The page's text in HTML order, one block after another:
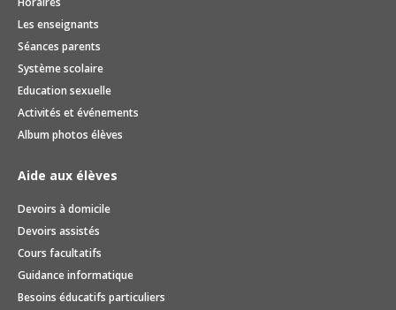
Les enseignants
Séances parents
Système scolaire
Education sexuelle
Activités et événements
Album photos élèves
Aide aux élèves
Devoirs à domicile
Devoirs assistés
Cours facultatifs
Guidance informatique
Besoins éducatifs particuliers